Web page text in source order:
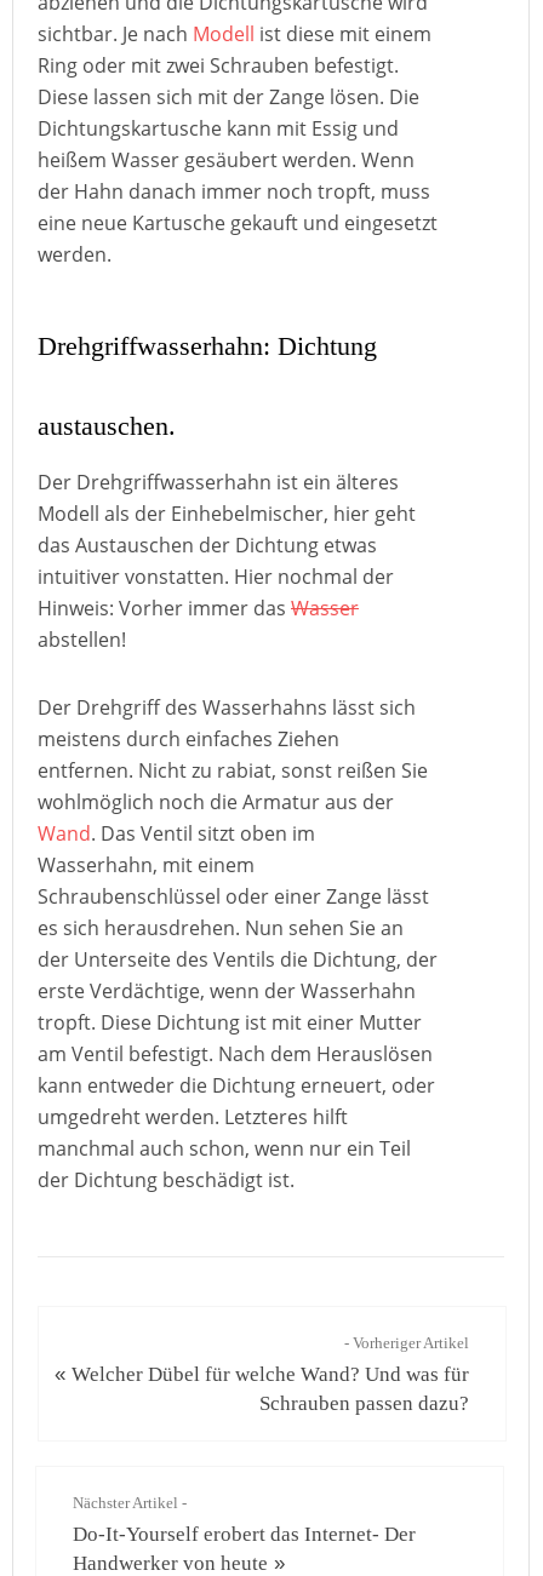
sichtbar. Je nach Modell ist diese mit einem
Ring oder mit zwei Schrauben befestigt.
Diese lassen sich mit der Zange lösen. Die
Dichtungskartusche kann mit Essig und
heißem Wasser gesäubert werden. Wenn
der Hahn danach immer noch tropft, muss
eine neue Kartusche gekauft und eingesetzt
werden.
Drehgriffwasserhahn: Dichtung
austauschen.
Der Drehgriffwasserhahn ist ein älteres
Modell als der Einhebelmischer, hier geht
das Austauschen der Dichtung etwas
intuitiver vonstatten. Hier nochmal der
Hinweis: Vorher immer das Wasser
abstellen!
Der Drehgriff des Wasserhahns lässt sich
meistens durch einfaches Ziehen
entfernen. Nicht zu rabiat, sonst reißen Sie
wohlmöglich noch die Armatur aus der
Wand. Das Ventil sitzt oben im
Wasserhahn, mit einem
Schraubenschlüssel oder einer Zange lässt
es sich herausdrehen. Nun sehen Sie an
der Unterseite des Ventils die Dichtung, der
erste Verdächtige, wenn der Wasserhahn
tropft. Diese Dichtung ist mit einer Mutter
am Ventil befestigt. Nach dem Herauslösen
kann entweder die Dichtung erneuert, oder
umgedreht werden. Letzteres hilft
manchmal auch schon, wenn nur ein Teil
der Dichtung beschädigt ist.
- Vorheriger Artikel
«Welcher Dübel für welche Wand? Und was für
Schrauben passen dazu?
Nächster Artikel -
Do-It-Yourself erobert das Internet- Der
Handwerker von heute »